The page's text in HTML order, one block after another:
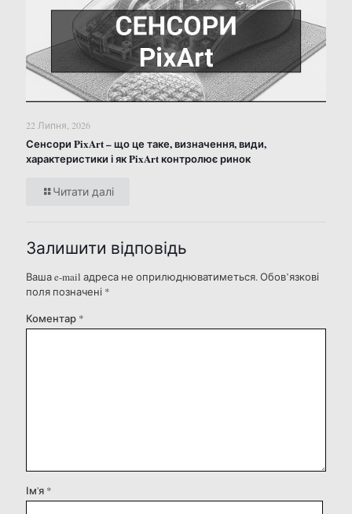
22 Липня, 2026
Сенсори PixArt – що це таке, визначення, види,
характеристики і як PixArt контролює ринок
Читати далі
Залишити відповідь
Ваша e-mail адреса не оприлюднюватиметься.Обов’язкові
поля позначені *
Коментар *
Ім'я *